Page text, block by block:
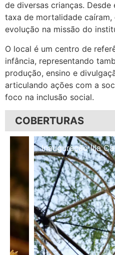
de diversas crianças.
taxa de mortalidade caíram,
evolução na missão do
O local é um centro de
infância, representando
produção, ensino e
articulando ações com a
foco na inclusão social.
COBERTURAS
Inauguração Illa Café